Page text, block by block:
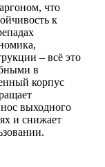
что
к
– всё это
в
корпус
выходного
и снижает